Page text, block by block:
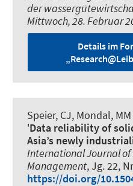
der
Mittwoch, 28. Februar
Details im
Speier, CJ, Mondal,
'Data reliability of
Asia’s newly
International Journal of
Management, Jg. 22,
https://doi.org/